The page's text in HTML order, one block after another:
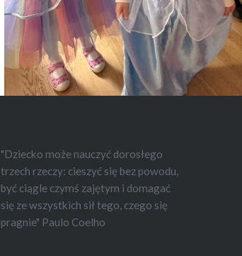
"Dziecko może nauczyć dorosłego
trzech rzeczy: cieszyć się bez powodu,
być ciągle czymś zajętym i domagać
się ze wszystkich sił tego, czego się
pragnie" Paulo Coelho